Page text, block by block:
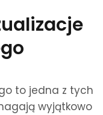
to jedna z tych
wyjątkowo